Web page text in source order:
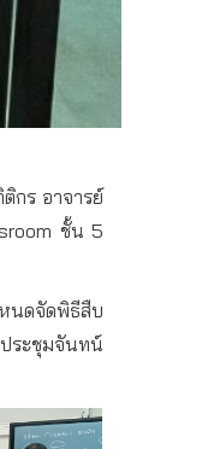
กร อาจารย์
ชั้น 5
นดจัดพิธีสืบ
ระชุมจันทน์